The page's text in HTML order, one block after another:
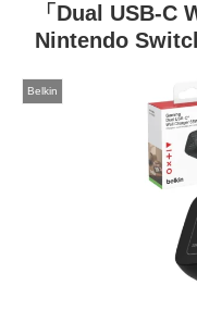
「Dual USB-C
Nintendo
Belkin